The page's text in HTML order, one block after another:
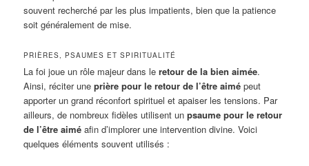
souvent recherché par les plus impatients, bien que la patience
soit généralement de mise.
PRIÈRES, PSAUMES ET SPIRITUALITÉ
La foi joue un rôle majeur dans leretour de la bien aimée.
Ainsi, réciter uneprière pour le retour de l’être aimé peut
apporter un grand réconfort spirituel et apaiser les tensions. Par
ailleurs, de nombreux fidèles utilisent unpsaume pour le retour
de l’être aimé afin d’implorer une intervention divine. Voici
quelques éléments souvent utilisés :